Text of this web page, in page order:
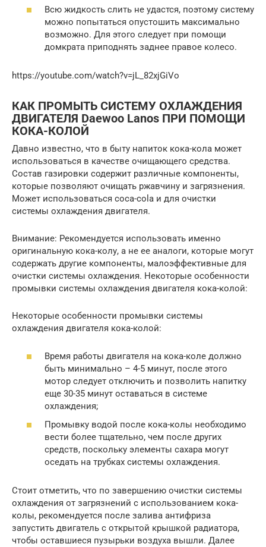
Всю жидкость слить не удастся, поэтому систему
можно попытаться опустошить максимально
возможно. Для этого следует при помощи
домкрата приподнять заднее правое колесо.
https://youtube.com/watch?v=jL_82xjGiVo
КАК ПРОМЫТЬ СИСТЕМУ ОХЛАЖДЕНИЯ
ДВИГАТЕЛЯ Daewoo Lanos ПРИ ПОМОЩИ
КОКА-КОЛОЙ
Давно известно, что в быту напиток кока-кола может
использоваться в качестве очищающего средства.
Состав газировки содержит различные компоненты,
которые позволяют очищать ржавчину и загрязнения.
Может использоваться coca-cola и для очистки
системы охлаждения двигателя.
Внимание: Рекомендуется использовать именно
оригинальную кока-колу, а не ее аналоги, которые могут
содержать другие компоненты, малоэффективные для
очистки системы охлаждения. Некоторые особенности
промывки системы охлаждения двигателя кока-колой:
Некоторые особенности промывки системы
охлаждения двигателя кока-колой:
Время работы двигателя на кока-коле должно
быть минимально – 4-5 минут, после этого
мотор следует отключить и позволить напитку
еще 30-35 минут оставаться в системе
охлаждения;
Промывку водой после кока-колы необходимо
вести более тщательно, чем после других
средств, поскольку элементы сахара могут
оседать на трубках системы охлаждения.
Стоит отметить, что по завершению очистки системы
охлаждения от загрязнений с использованием кока-
колы, рекомендуется после залива антифриза
запустить двигатель с открытой крышкой радиатора,
чтобы оставшиеся пузырьки воздуха вышли. Далее